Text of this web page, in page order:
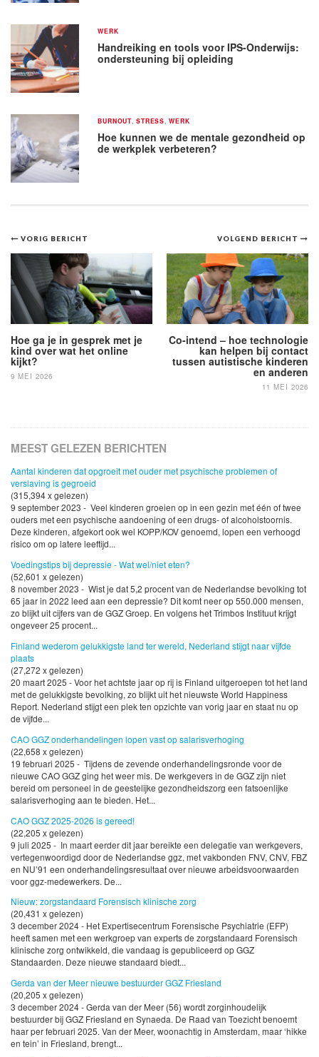
WERK
Handreiking en tools voor IPS-Onderwijs:
ondersteuning bij opleiding
BURNOUT STRESS WERK
Hoe kunnen we de mentale gezondheid op
de werkplek verbeteren?
Bericht
navigatie
VOLGEND BERICHT
Co-intend – hoe technologie
kan helpen bij contact
tussen autistische kinderen
en anderen
11 MEI 2026
VORIG BERICHT
Hoe ga je in gesprek met je
kind over wat het online
kijkt?
9 MEI 2026
MEEST GELEZEN BERICHTEN
Aantal kinderen dat opgroeit met ouder met psychische problemen of
verslaving is gegroeid
(315,394 x gelezen)
9 september 2023 - Veel kinderen groeien op in een gezin met één of twee
ouders met een psychische aandoening of een drugs- of alcoholstoornis.
Deze kinderen, afgekort ook wel KOPP/KOV genoemd, lopen een verhoogd
risico om op latere leeftijd...
Voedingstips bij depressie - Wat wel/niet eten?
(52,601 x gelezen)
8 november 2023 - Wist je dat 5,2 procent van de Nederlandse bevolking tot
65 jaar in 2022 leed aan een depressie? Dit komt neer op 550.000 mensen,
zo blijkt uit cijfers van de GGZ Groep. En volgens het Trimbos Instituut krijgt
ongeveer 25 procent...
Finland wederom gelukkigste land ter wereld, Nederland stijgt naar vijfde
plaats
(27,272 x gelezen)
20 maart 2025 - Voor het achtste jaar op rij is Finland uitgeroepen tot het land
met de gelukkigste bevolking, zo blijkt uit het nieuwste World Happiness
Report. Nederland stijgt een plek ten opzichte van vorig jaar en staat nu op
de vijfde...
CAO GGZ onderhandelingen lopen vast op salarisverhoging
(22,658 x gelezen)
19 februari 2025 - Tijdens de zevende onderhandelingsronde voor de
nieuwe CAO GGZ ging het weer mis. De werkgevers in de GGZ zijn niet
bereid om personeel in de geestelijke gezondheidszorg een fatsoenlijke
salarisverhoging aan te bieden. Het...
CAO GGZ 2025-2026 is gereed!
(22,205 x gelezen)
9 juli 2025 - In maart eerder dit jaar bereikte een delegatie van werkgevers,
vertegenwoordigd door de Nederlandse ggz, met vakbonden FNV, CNV, FBZ
en NU’91 een onderhandelingsresultaat over nieuwe arbeidsvoorwaarden
voor ggz-medewerkers. De...
Nieuw: zorgstandaard Forensisch klinische zorg
(20,431 x gelezen)
3 december 2024 - Het Expertisecentrum Forensische Psychiatrie (EFP)
heeft samen met een werkgroep van experts de zorgstandaard Forensisch
klinische zorg ontwikkeld, die vandaag is gepubliceerd op GGZ
Standaarden. Deze nieuwe standaard biedt...
Gerda van der Meer nieuwe bestuurder GGZ Friesland
(20,205 x gelezen)
3 december 2024 - Gerda van der Meer (56) wordt zorginhoudelijk
bestuurder bij GGZ Friesland en Synaeda. De Raad van Toezicht benoemt
haar per februari 2025. Van der Meer, woonachtig in Amsterdam, maar ‘hikke
en tein’ in Friesland, brengt...